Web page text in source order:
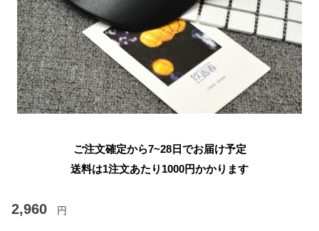
ご注文確定から7~28日でお届け予定
送料は1注文あたり 1000円かかります
2,960 円